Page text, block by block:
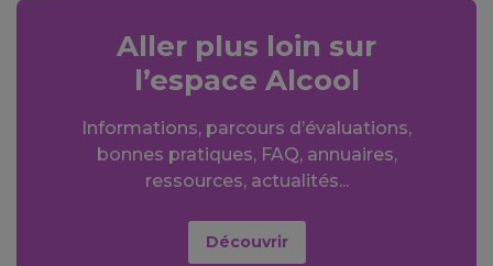
Aller plus loin sur
l’espace Alcool
Informations, parcours d’évaluations,
bonnes pratiques, FAQ, annuaires,
ressources, actualités...
Découvrir